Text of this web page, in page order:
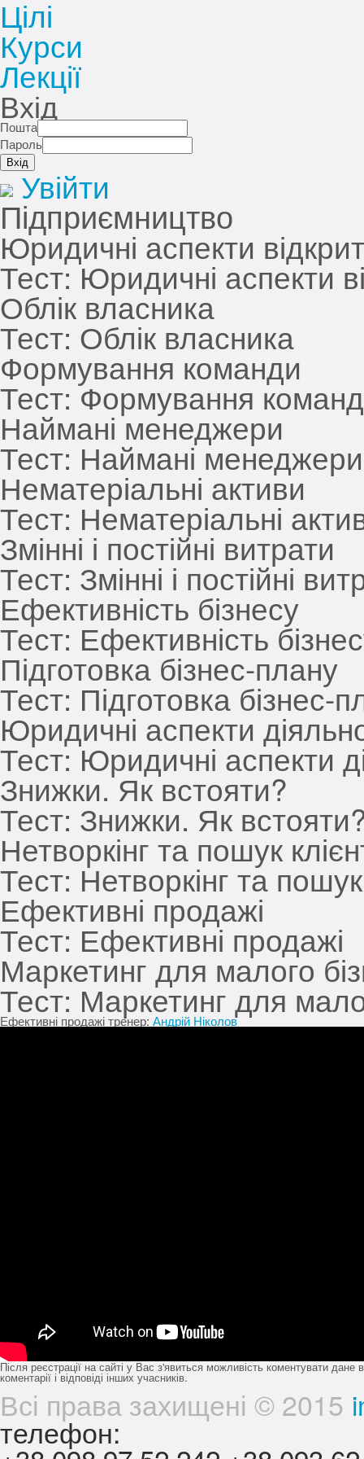
Цілі
Курси
Лекції
Вхід
Пошта
Пароль
Увійти
Підприємництво
Юридичні аспекти
Тест: Юридичні аспекти
Облік власника
Тест: Облік власника
Формування команди
Тест: Формування
Наймані менеджери
Тест: Наймані менеджери
Нематеріальні активи
Тест: Нематеріальні
Змінні і постійні витрати
Тест: Змінні і постійні
Ефективність бізнесу
Тест: Ефективність
Підготовка бізнес-плану
Тест: Підготовка бізнес-
Юридичні аспекти
Тест: Юридичні аспекти
Знижки. Як встояти?
Тест: Знижки. Як
Нетворкінг та пошук
Тест: Нетворкінг та пошук
Ефективні продажі
Тест: Ефективні продажі
Маркетинг для малого
Тест: Маркетинг для
Ефективні продажітренер: Андрій Ніколов
Після реєстрації на сайті у Вас з'явиться можливість коментувати дане
коментарії і відповіді інших учасників.
Всі права захищені © 2015
телефон: